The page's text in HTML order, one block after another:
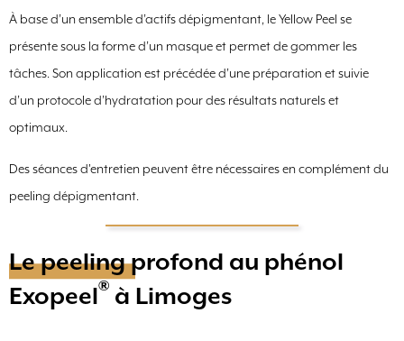
À base d’un ensemble d’actifs dépigmentant, le Yellow Peel se
présente sous la forme d’un masque et permet de gommer les
tâches. Son application est précédée d’une préparation et suivie
d’un protocole d’hydratation pour des résultats naturels et
optimaux.
Des séances d'entretien peuvent être nécessaires en complément du
peeling dépigmentant.
Le peeling profond au phénol
Exopeel® à Limoges